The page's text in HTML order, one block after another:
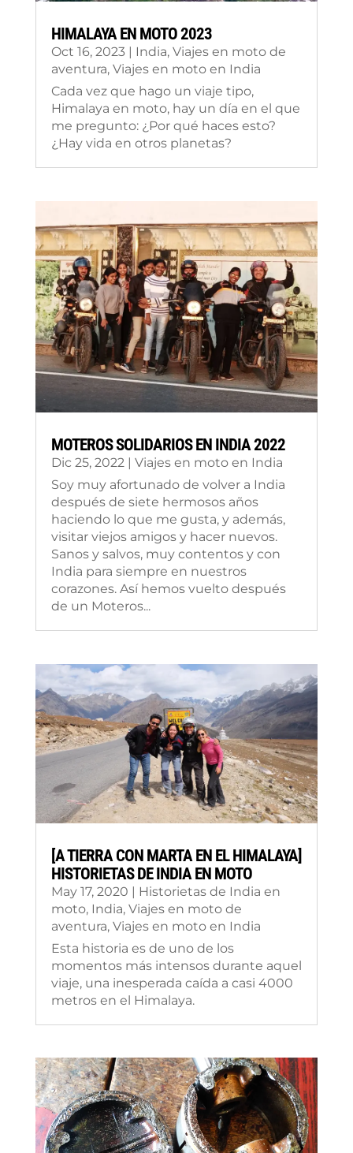
HIMALAYA EN MOTO 2023
Oct 16, 2023| India, Viajes en moto de
aventura, Viajes en moto en India
Cada vez que hago un viaje tipo,
Himalaya en moto, hay un día en el que
me pregunto: ¿Por qué haces esto?
¿Hay vida en otros planetas?
MOTEROS SOLIDARIOS EN INDIA 2022
Dic 25, 2022| Viajes en moto en India
Soy muy afortunado de volver a India
después de siete hermosos años
haciendo lo que me gusta, y además,
visitar viejos amigos y hacer nuevos.
Sanos y salvos, muy contentos y con
India para siempre en nuestros
corazones. Así hemos vuelto después
de un Moteros...
[A TIERRA CON MARTA EN EL HIMALAYA]
HISTORIETAS DE INDIA EN MOTO
May 17, 2020 | Historietas de India en
moto, India, Viajes en moto de
aventura, Viajes en moto en India
Esta historia es de uno de los
momentos más intensos durante aquel
viaje, una inesperada caída a casi 4000
metros en el Himalaya.